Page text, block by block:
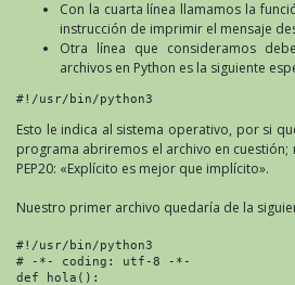
Con la cuarta línea llamamos la
instrucción de imprimir el mensaje
Otra línea que consideramos
archivos en Python es la siguiente
#!/usr/bin/python3
Esto le indica al sistema operativo, por si
programa abriremos el archivo en
PEP20: «Explícito es mejor que implícito».
Nuestro primer archivo quedaría de la
#!/usr/bin/python3
# -*- coding: utf-8 -*-
def hola():